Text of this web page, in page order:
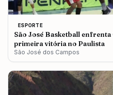
ESPORTE
São José Basketball
primeira vitória no Paulista
São José dos Campos